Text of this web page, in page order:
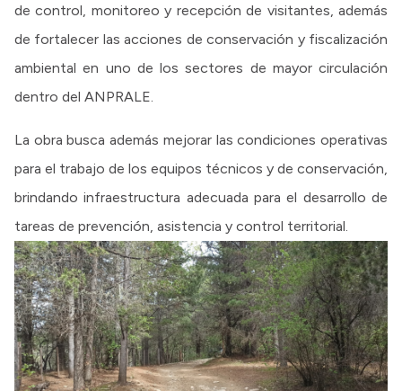
de control, monitoreo y recepción de visitantes, además
de fortalecer las acciones de conservación y fiscalización
ambiental en uno de los sectores de mayor circulación
dentro del ANPRALE.
La obra busca además mejorar las condiciones operativas
para el trabajo de los equipos técnicos y de conservación,
brindando infraestructura adecuada para el desarrollo de
tareas de prevención, asistencia y control territorial.